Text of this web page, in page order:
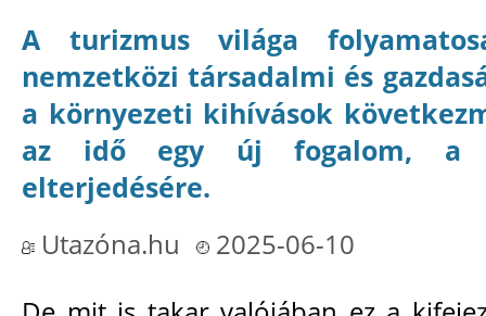
A turizmus világa
nemzetközi társadalmi és
a környezeti kihívások
az idő egy új fogalom, a
elterjedésére.
Utazóna.hu
2025-06-10